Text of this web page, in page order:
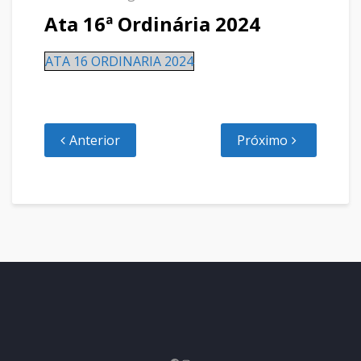
Ata 16ª Ordinária 2024
ATA 16 ORDINARIA 2024
Anterior Próximo
Facebook